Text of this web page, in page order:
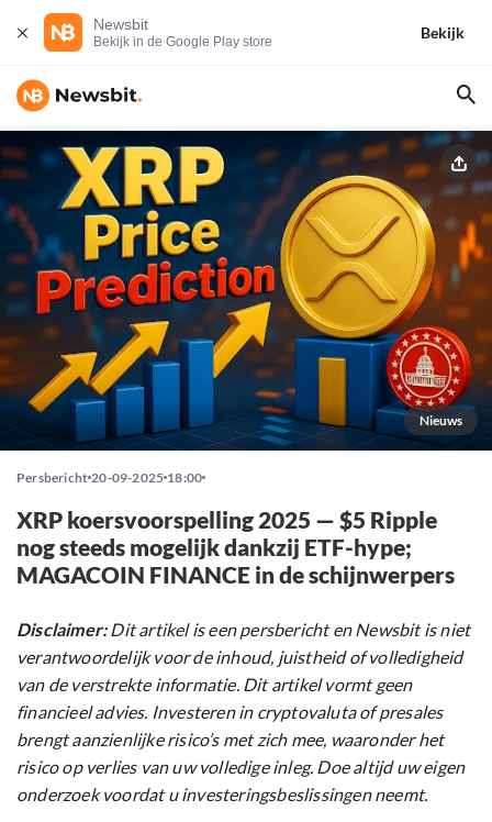
Newsbit
Bekijk in de Google Play store
Bekijk
Nieuws
Persbericht 20-09-2025 18:00
XRP koersvoorspelling 2025 — $5 Ripple
nog steeds mogelijk dankzij ETF-hype;
MAGACOIN FINANCE in de schijnwerpers
Disclaimer:Dit artikel is een persbericht en Newsbit is niet
verantwoordelijk voor de inhoud, juistheid of volledigheid
van de verstrekte informatie. Dit artikel vormt geen
financieel advies. Investeren in cryptovaluta of presales
brengt aanzienlijke risico’s met zich mee, waaronder het
risico op verlies van uw volledige inleg. Doe altijd uw eigen
onderzoek voordat u investeringsbeslissingen neemt.